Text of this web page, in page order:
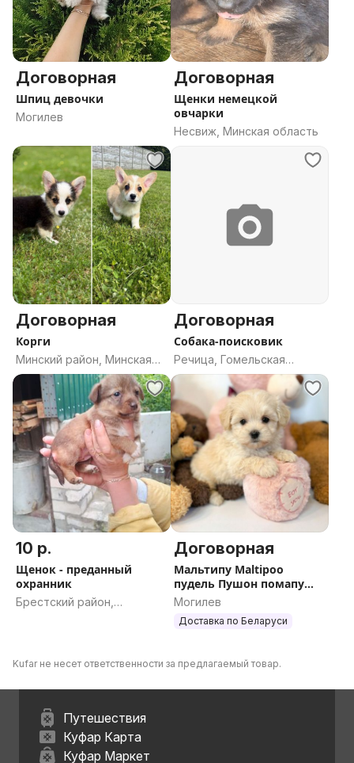
Договорная
Шпиц девочки
Могилев
Договорная
Щенки немецкой
овчарки
Несвиж, Минская область
Договорная
Корги
Минский район, Минская
область
Договорная
Собака-поисковик
Речица, Гомельская
область
10 р.
Щенок - преданный
охранник
Брестский район,
Договорная
Мальтипу Maltipoo
пудель Пушон помапу
разные окрасы доставка
Могилев
Доставка по Беларуси
Kufar не несет ответственности за предлагаемый товар.
Путешествия
Куфар Карта
Куфар Маркет